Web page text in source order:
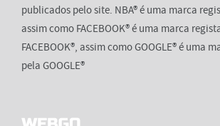
publicados pelo site. NBA® é uma marca
assim como FACEBOOK® é uma marca
FACEBOOK®, assim como GOOGLE® é uma
pela GOOGLE®